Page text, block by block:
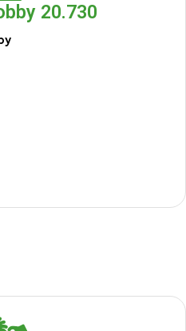
20.730